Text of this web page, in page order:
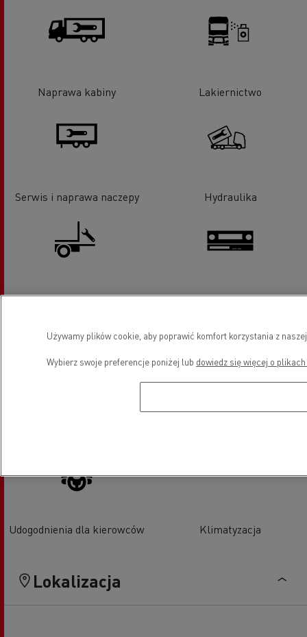
Naprawa kabiny Lakiernictwo
Serwis i naprawa naczepy Hydraulika
Udogodnienia dla kierowców Klimatyzacja
Lokalizacja
Używamy plików cookie, aby poprawić komfort korzystania z
Wybierz swoje preferencje poniżej lub dowiedz się więcej o